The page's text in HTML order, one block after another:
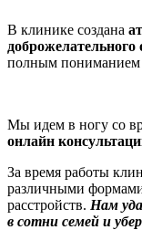
В клинике создана
полным пониманием
Мы идем в ногу со
онлайн
За время работы
различными
расстройств. Нам
в сотни семей и